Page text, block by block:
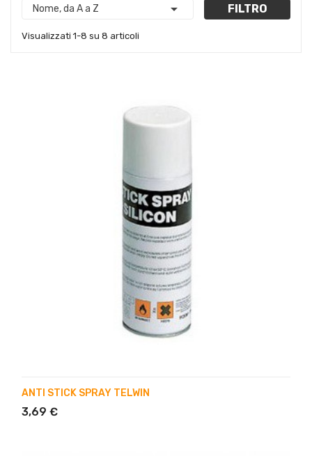
Nome, da A a Z  FILTRO
Visualizzati 1-8 su 8 articoli
ANTI STICK SPRAY TELWIN
3,69 €